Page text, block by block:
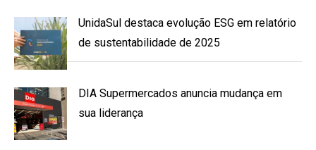
UnidaSul destaca evolução ESG em relatório
de sustentabilidade de 2025
DIA Supermercados anuncia mudança em
sua liderança